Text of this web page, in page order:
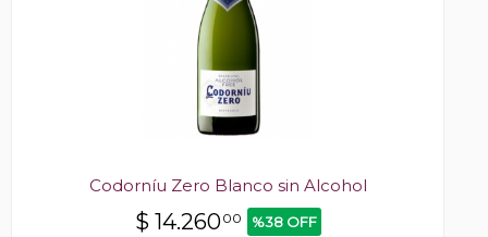
Codorníu Zero Blanco sin Alcohol
$ 14.26000 %38 OFF